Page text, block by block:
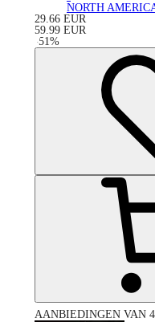
NORTH
29.66 EUR
59.99 EUR
-51%
AANBIEDINGEN VAN